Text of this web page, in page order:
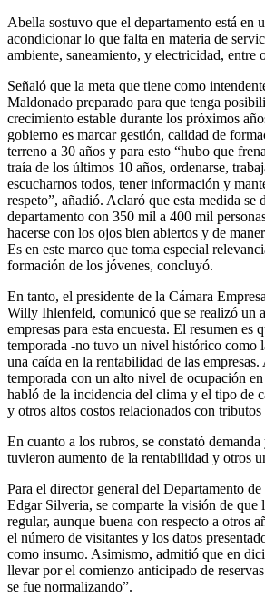
Abella sostuvo que el departamento está en
acondicionar lo que falta en materia de
ambiente, saneamiento, y electricidad, entre
Señaló que la meta que tiene como
Maldonado preparado para que tenga
crecimiento estable durante los próximos
gobierno es marcar gestión, calidad de
terreno a 30 años y para esto “hubo que
traía de los últimos 10 años, ordenarse,
escucharnos todos, tener información y
respeto”, añadió. Aclaró que esta medida se
departamento con 350 mil a 400 mil
hacerse con los ojos bien abiertos y de
Es en este marco que toma especial
formación de los jóvenes, concluyó.
En tanto, el presidente de la Cámara
Willy Ihlenfeld, comunicó que se realizó un
empresas para esta encuesta. El resumen es
temporada -no tuvo un nivel histórico como
una caída en la rentabilidad de las empresas.
temporada con un alto nivel de ocupación
habló de la incidencia del clima y el tipo de
y otros altos costos relacionados con
En cuanto a los rubros, se constató demanda
tuvieron aumento de la rentabilidad y otros
Para el director general del Departamento
Edgar Silveria, se comparte la visión de que
regular, aunque buena con respecto a otros
el número de visitantes y los datos
como insumo. Asimismo, admitió que en
llevar por el comienzo anticipado de
se fue normalizando”.